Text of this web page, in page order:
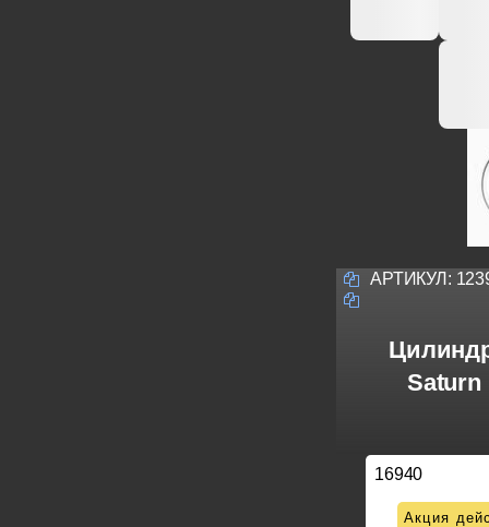
АРТИКУЛ:
Saturn
16940
Акция